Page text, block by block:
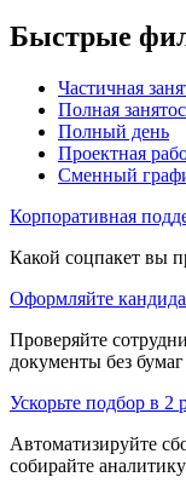
Быстрые
Частичная
Полная
Полный день
Проектная
Сменный
Корпоративная
Какой соцпакет вы
Оформляйте
Проверяйте
документы без
Ускорьте подбор в 2
Автоматизируйте
собирайте